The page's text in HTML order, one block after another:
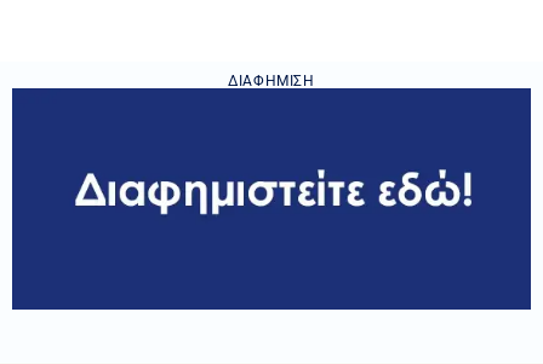
ΔΙΑΦΉΜΙΣΗ